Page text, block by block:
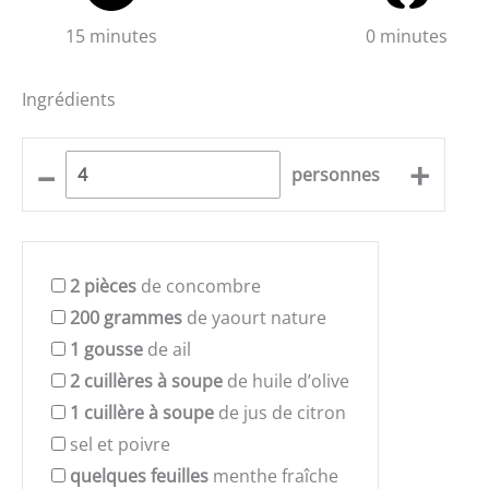
15 minutes 0 minutes
Ingrédients
– personnes +
2 pièces de concombre
200 grammes de yaourt nature
1 gousse de ail
2 cuillères à soupe de huile d’olive
1 cuillère à soupe de jus de citron
sel et poivre
quelques feuilles menthe fraîche